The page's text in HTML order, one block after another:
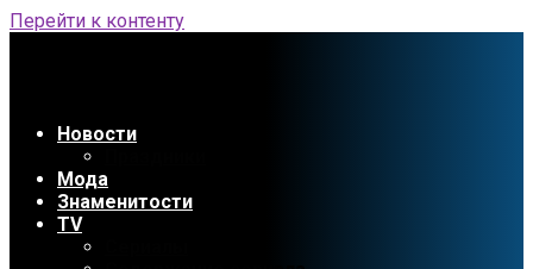
Перейти к контенту
Новости
Мода
Знаменитости
TV